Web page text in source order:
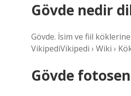
Gövde nedir
Gövde. İsim ve fiil
VikipediVikipedi › Wiki ›
Gövde